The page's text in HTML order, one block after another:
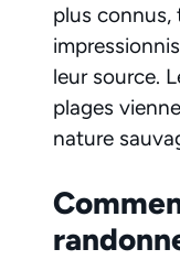
plus connus,
leur source.
plages
nature